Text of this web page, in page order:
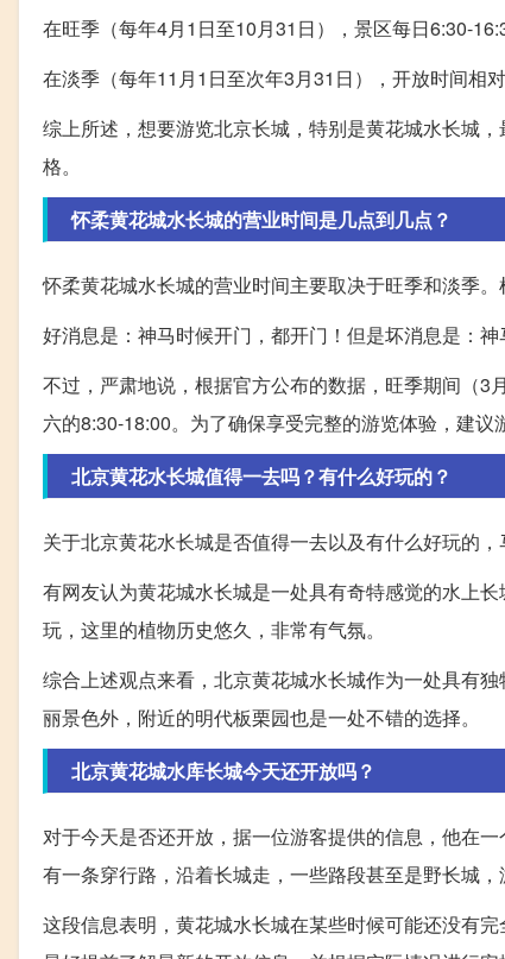
在旺季（每年4月1日至10月31日），景区每日6:30-
在淡季（每年11月1日至次年3月31日），开放时间相
综上所述，想要游览北京长城，特别是黄花城水长城
格。
怀柔黄花城水长城的营业时间是几点到几点？
怀柔黄花城水长城的营业时间主要取决于旺季和淡季
好消息是：神马时候开门，都开门！但是坏消息是：神
不过，严肃地说，根据官方公布的数据，旺季期间（
六的8:30-18:00。为了确保享受完整的游览体验，建议
北京黄花水长城值得一去吗？有什么好玩的？
关于北京黄花水长城是否值得一去以及有什么好玩的，
有网友认为黄花城水长城是一处具有奇特感觉的水上
玩，这里的植物历史悠久，非常有气氛。
综合上述观点来看，北京黄花城水长城作为一处具有
丽景色外，附近的明代板栗园也是一处不错的选择。
北京黄花城水库长城今天还开放吗？
对于今天是否还开放，据一位游客提供的信息，他在
有一条穿行路，沿着长城走，一些路段甚至是野长城，
这段信息表明，黄花城水长城在某些时候可能还没有